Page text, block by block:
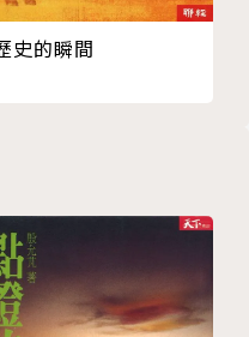
普著作《我是誰？》
文學類排行榜冠 軍，
軍。
愛情的哲 學》（商
共被翻譯超過四十種
國 電視二台主持自己
）。
學史的長征，於同年出
卷一》（商周，二○二
史的瞬間